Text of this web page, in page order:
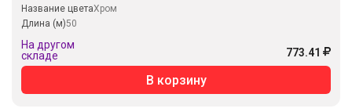
Название цветаХром
Длина (м)50
На другом
складе
773.41
В корзину